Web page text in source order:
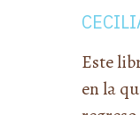
Este
en la